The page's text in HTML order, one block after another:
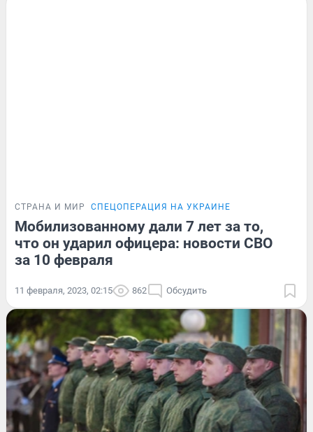
СТРАНА И МИР СПЕЦОПЕРАЦИЯ НА УКРАИНЕ
Мобилизованному дали 7 лет за то,
что он ударил офицера: новости СВО
за 10 февраля
11 февраля, 2023, 02:15 862 Обсудить